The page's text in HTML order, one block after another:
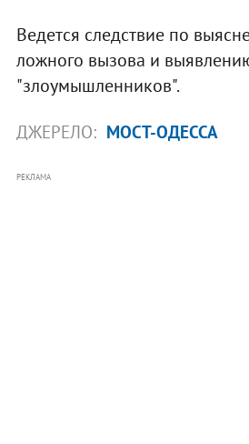
Ведется следствие по
ложного вызова и
"злоумышленников".
ДЖЕРЕЛО: МОСТ-ОДЕССА
РЕКЛАМА